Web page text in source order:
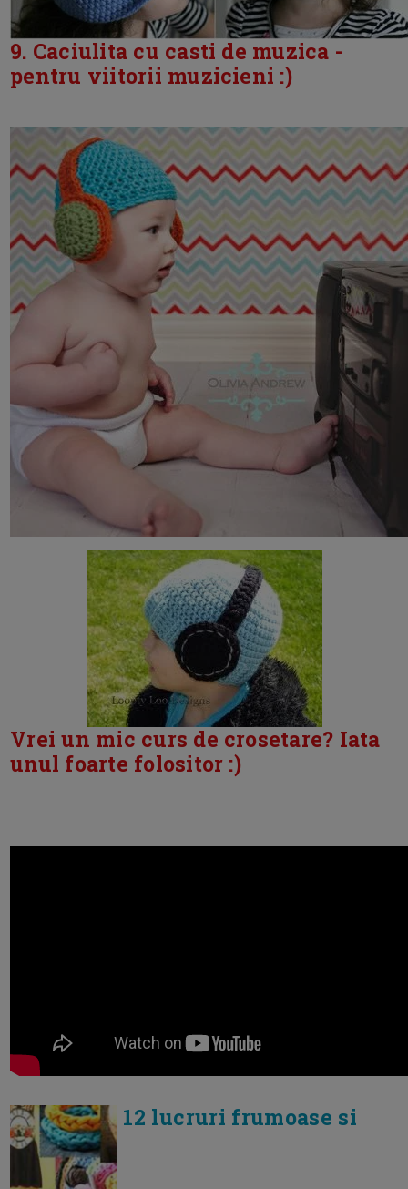
9. Caciulita cu casti de muzica -
pentru viitorii muzicieni :)
Vrei un mic curs de crosetare? Iata
unul foarte folositor :)
12 lucruri frumoase si